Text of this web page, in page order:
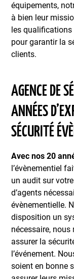
équipements,
à bien leur
les qualifications
pour garantir la
clients.
AGENCE DE
ANNÉES
SÉCURITÉ
Avec nos 20
l’évènementiel
un audit sur
d’agents
évènementielle.
disposition un
nécessaire,
assurer la
l’événement.
soient en bonne